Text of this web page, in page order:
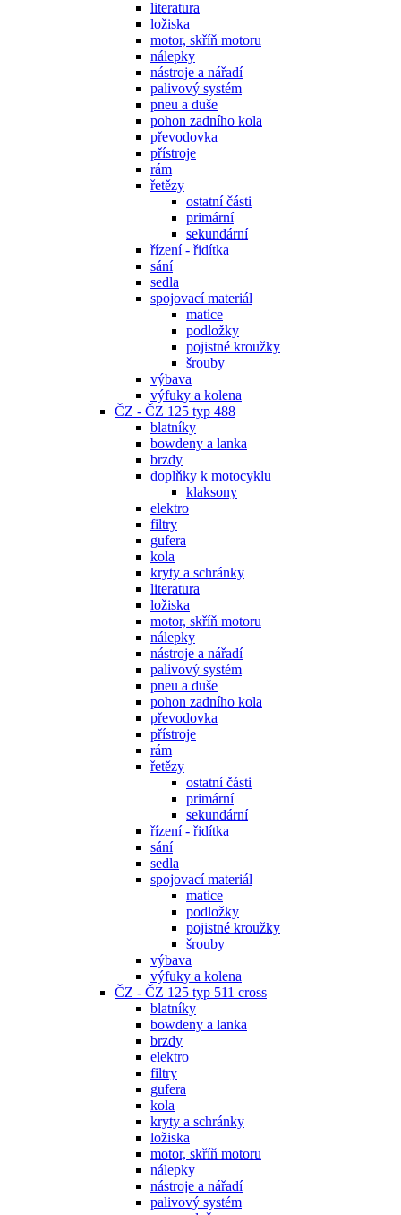
literatura
ložiska
motor, skříň motoru
nálepky
nástroje a nářadí
palivový systém
pneu a duše
pohon zadního kola
převodovka
přístroje
rám
řetězy
ostatní části
primární
sekundární
řízení - řidítka
sání
sedla
spojovací materiál
matice
podložky
pojistné kroužky
šrouby
výbava
výfuky a kolena
ČZ - ČZ 125 typ 488
blatníky
bowdeny a lanka
brzdy
doplňky k motocyklu
klaksony
elektro
filtry
gufera
kola
kryty a schránky
literatura
ložiska
motor, skříň motoru
nálepky
nástroje a nářadí
palivový systém
pneu a duše
pohon zadního kola
převodovka
přístroje
rám
řetězy
ostatní části
primární
sekundární
řízení - řidítka
sání
sedla
spojovací materiál
matice
podložky
pojistné kroužky
šrouby
výbava
výfuky a kolena
ČZ - ČZ 125 typ 511 cross
blatníky
bowdeny a lanka
brzdy
elektro
filtry
gufera
kola
kryty a schránky
ložiska
motor, skříň motoru
nálepky
nástroje a nářadí
palivový systém